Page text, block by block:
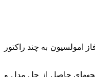
امولسيون به چند راکتور
حاصل از حل مدل و